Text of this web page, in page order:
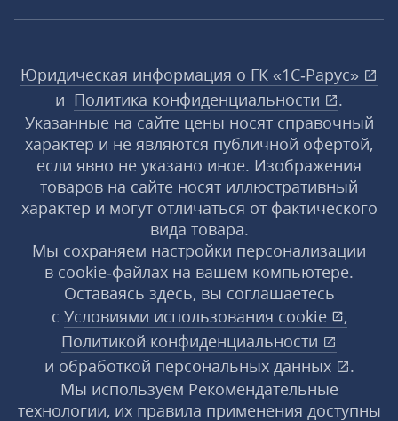
Юридическая информация о ГК «1С‑Рарус»
и Политика конфиденциальности
.
Указанные на сайте цены носят справочный
характер и не являются публичной офертой,
если явно не указано иное. Изображения
товаров на сайте носят иллюстративный
характер и могут отличаться от фактического
вида товара.
Мы сохраняем настройки персонализации
в cookie‑файлах на вашем компьютере.
Оставаясь здесь, вы соглашаетесь
с Условиями использования cookie
,
Политикой конфиденциальности
и обработкой персональных данных
.
Мы используем Рекомендательные
технологии, их правила применения доступны